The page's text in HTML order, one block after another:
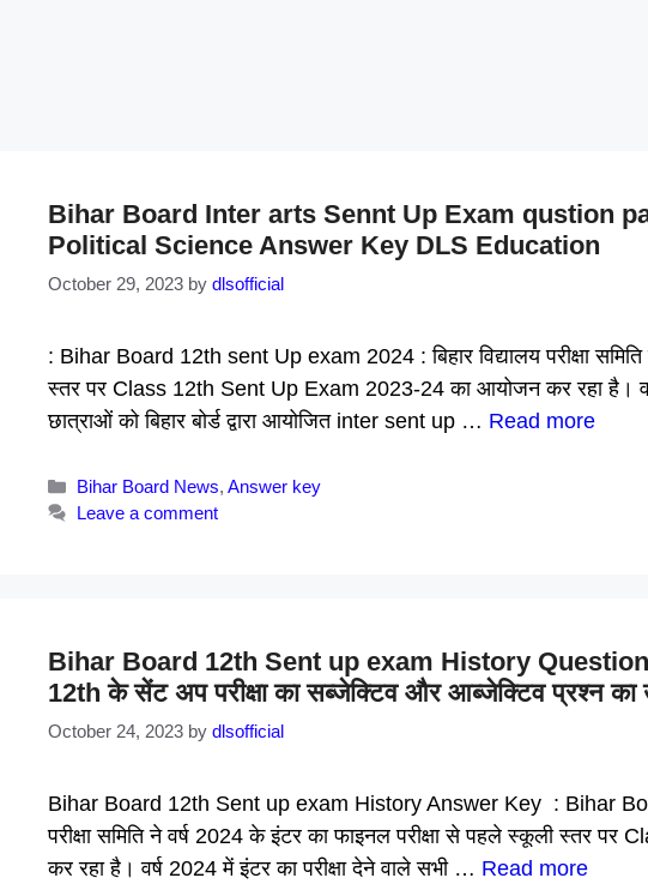
Bihar Board Inter arts Sennt Up Exam qustion
Political Science Answer Key DLS Education
October 29, 2023 by dlsofficial
: Bihar Board 12th sent Up exam 2024 : बिहार विद्यालय परीक्षा
स्तर पर Class 12th Sent Up Exam 2023-24 का आयोजन कर रहा है।
छात्राओं को बिहार बोर्ड द्वारा आयोजित inter sent up … Read more
Categories
Bihar Board News,Answer key
Leave a comment
Bihar Board 12th Sent up exam History
12th के सेंट अप परीक्षा का सब्जेक्टिव और आब्जेक्टिव प्रश्न का
October 24, 2023 by dlsofficial
Bihar Board 12th Sent up exam History Answer Key : Bihar
परीक्षा समिति ने वर्ष 2024 के इंटर का फाइनल परीक्षा से पहले स्कूली स्तर
कर रहा है। वर्ष 2024 में इंटर का परीक्षा देने वाले सभी … Read more